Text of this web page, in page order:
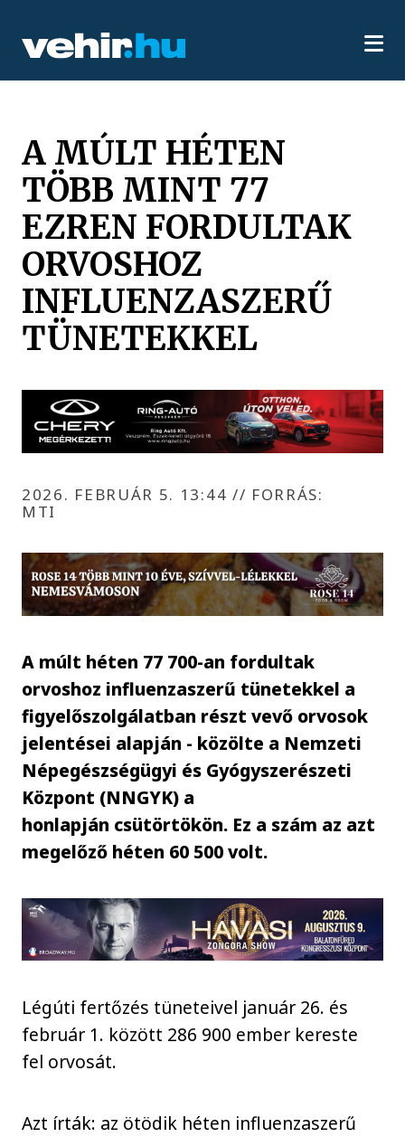
A MÚLT HÉTEN
TÖBB MINT 77
EZREN FORDULTAK
ORVOSHOZ
INFLUENZASZERŰ
TÜNETEKKEL
2026. FEBRUÁR 5. 13:44 // FORRÁS:
MTI
A múlt héten 77 700-an fordultak
orvoshoz influenzaszerű tünetekkel a
figyelőszolgálatban részt vevő orvosok
jelentései alapján - közölte a Nemzeti
Népegészségügyi és Gyógyszerészeti
Központ (NNGYK) a
honlapján csütörtökön. Ez a szám az azt
megelőző héten 60 500 volt.
Légúti fertőzés tüneteivel január 26. és
február 1. között 286 900 ember kereste
fel orvosát.
Azt írták: az ötödik héten influenzaszerű